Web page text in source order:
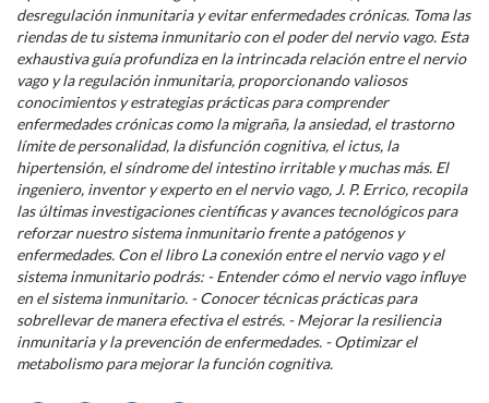
desregulación inmunitaria y evitar enfermedades crónicas. Toma las
riendas de tu sistema inmunitario con el poder del nervio vago. Esta
exhaustiva guía profundiza en la intrincada relación entre el nervio
vago y la regulación inmunitaria, proporcionando valiosos
conocimientos y estrategias prácticas para comprender
enfermedades crónicas como la migraña, la ansiedad, el trastorno
límite de personalidad, la disfunción cognitiva, el ictus, la
hipertensión, el síndrome del intestino irritable y muchas más. El
ingeniero, inventor y experto en el nervio vago, J. P. Errico, recopila
las últimas investigaciones científicas y avances tecnológicos para
reforzar nuestro sistema inmunitario frente a patógenos y
enfermedades. Con el libroLa conexión entre el nervio vago y el
sistema inmunitario podrás: - Entender cómo el nervio vago influye
en el sistema inmunitario. - Conocer técnicas prácticas para
sobrellevar de manera efectiva el estrés. - Mejorar la resiliencia
inmunitaria y la prevención de enfermedades. - Optimizar el
metabolismo para mejorar la función cognitiva.